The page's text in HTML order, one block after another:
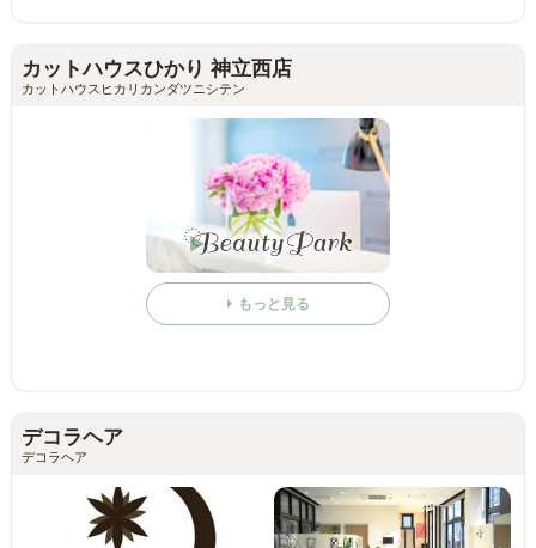
カットハウスひかり 神立西店
カットハウスヒカリカンダツニシテン
もっと見る
デコラヘア
デコラヘア